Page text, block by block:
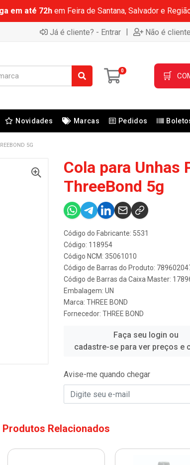
em até 72hem Feira de Santana, Salvador e
Já é cliente? - Entrar | Não é
0 🛒
Novidades Marcas Pedidos
5G
Cola para Unhas
ThreeBond 5g
Código do Fabricante: 5531
Código: 118954
Código NCM: 35061010
Código de Barras do Produto:
Código de Barras da Caixa Master:
Embalagem: UN
Marca: THREE BOND
Fornecedor: THREE BOND
Faça seu login ou
cadastre-se para ver preços e
Avise-me quando chegar
Produtos Relacionados